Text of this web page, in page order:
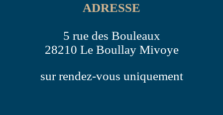
ADRESSE
5 rue des Bouleaux
28210 Le Boullay Mivoye
sur rendez-vous uniquement